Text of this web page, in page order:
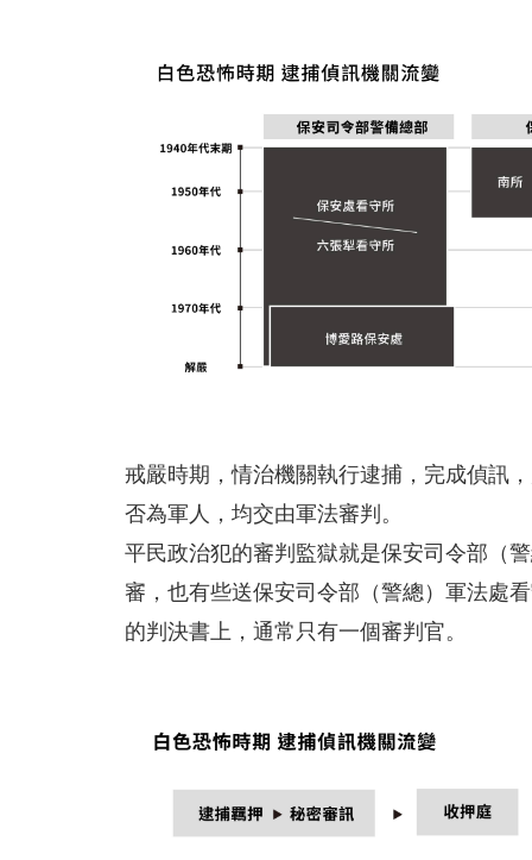
戒嚴時期，情治機關執行逮捕，完成偵訊
否為軍人，均交由軍法審判。
平民政治犯的審判監獄就是保安司令部（
審，也有些送保安司令部（警總）軍法處
的判決書上，通常只有一個審判官。